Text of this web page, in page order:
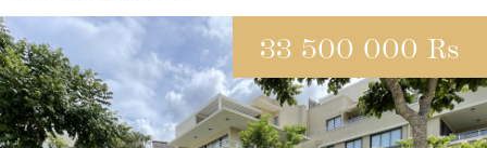
33 500 000 Rs